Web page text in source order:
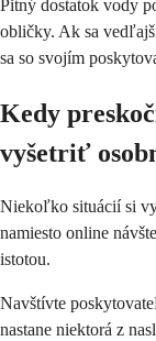
Pitný dostatok vody
obličky. Ak sa
sa so svojím
Kedy
vyšetriť
Niekoľko situácií si
namiesto online
istotou.
Navštívte
nastane niektorá z